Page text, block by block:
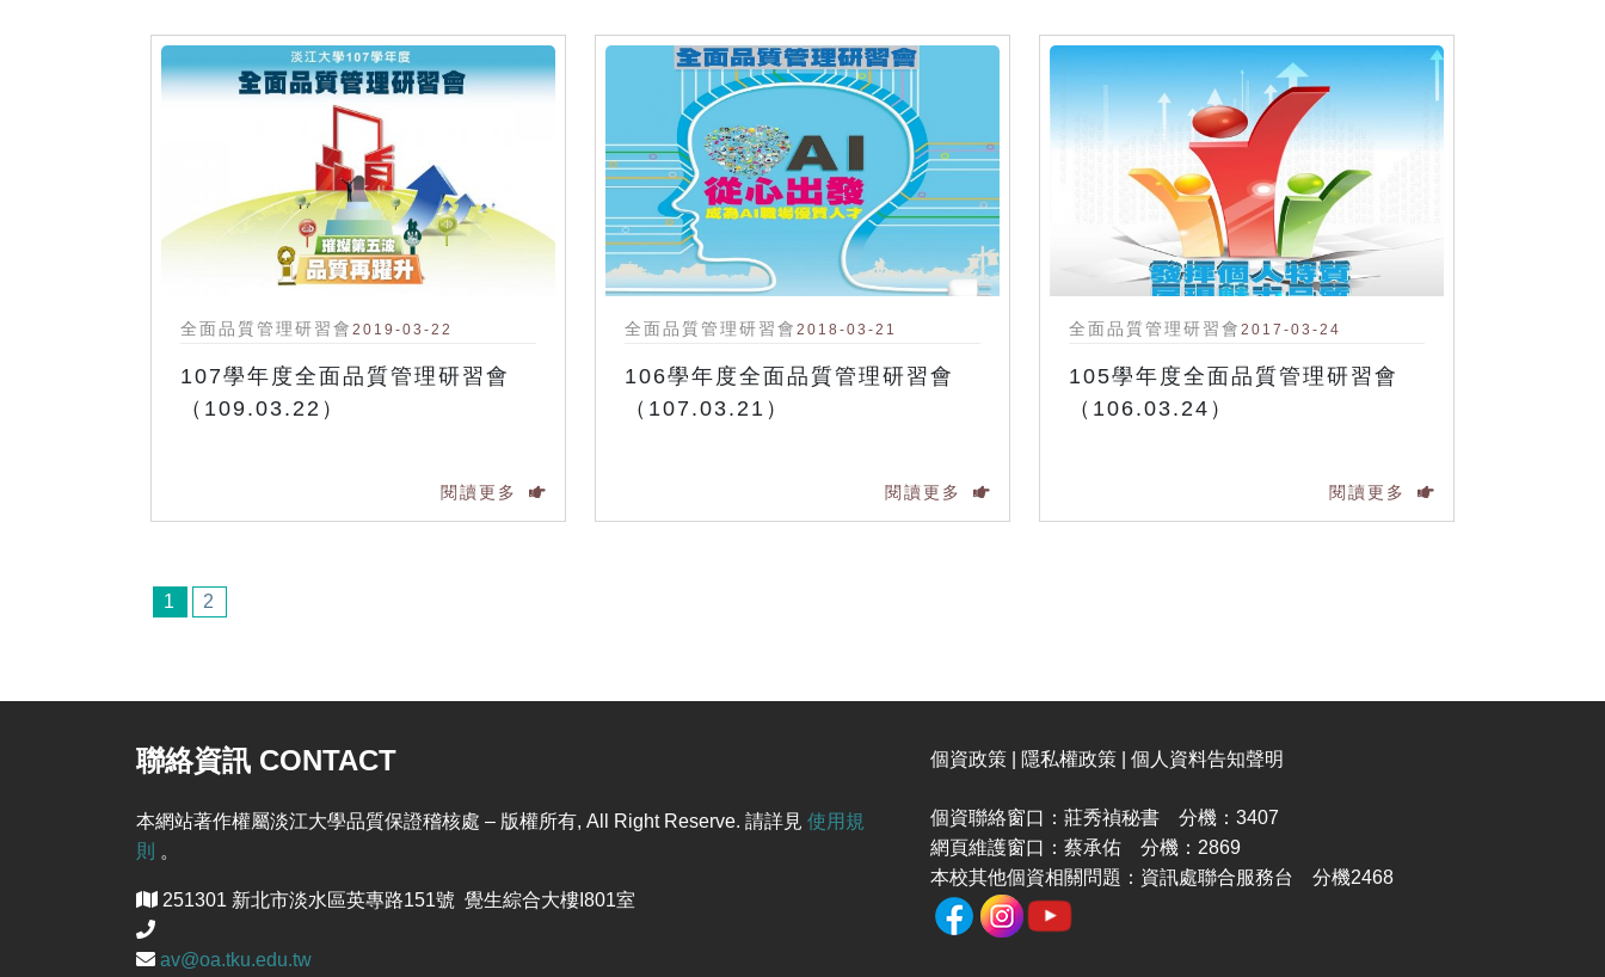
全面品質管理研習會 2019-03-22
107學年度全面品質管理研習會
（109.03.22）
閱讀更多
全面品質管理研習會 2018-03-21
106學年度全面品質管理研習會
（107.03.21）
閱讀更多
全面品質管理研習會 2017-03-24
105學年度全面品質管理研習會
（106.03.24）
閱讀更多
1 2
聯絡資訊 CONTACT
本網站著作權屬淡江大學品質保證稽核處 – 版權所有, All Right Reserve. 請詳見 使用規
則 。
251301 新北市淡水區英專路151號 覺生綜合大樓I801室
av@oa.tku.edu.tw
個資政策 | 隱私權政策 | 個人資料告知聲明
個資聯絡窗口：莊秀禎秘書 分機：3407
網頁維護窗口：蔡承佑 分機：2869
本校其他個資相關問題：資訊處聯合服務台 分機2468